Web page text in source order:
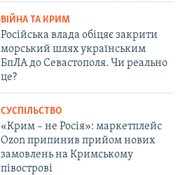
ВІЙНА ТА КРИМ
Російська влада обіцяє закрити
морський шлях українським
БпЛА до Севастополя. Чи реально
це?
СУСПІЛЬСТВО
«Крим – не Росія»: маркетплейс
Ozon припинив прийом нових
замовлень на Кримському
півострові